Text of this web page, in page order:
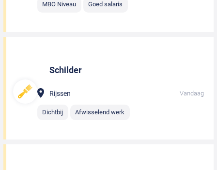
MBO Niveau Goed salaris
Schilder
Rijssen Vandaag
Dichtbij Afwisselend werk